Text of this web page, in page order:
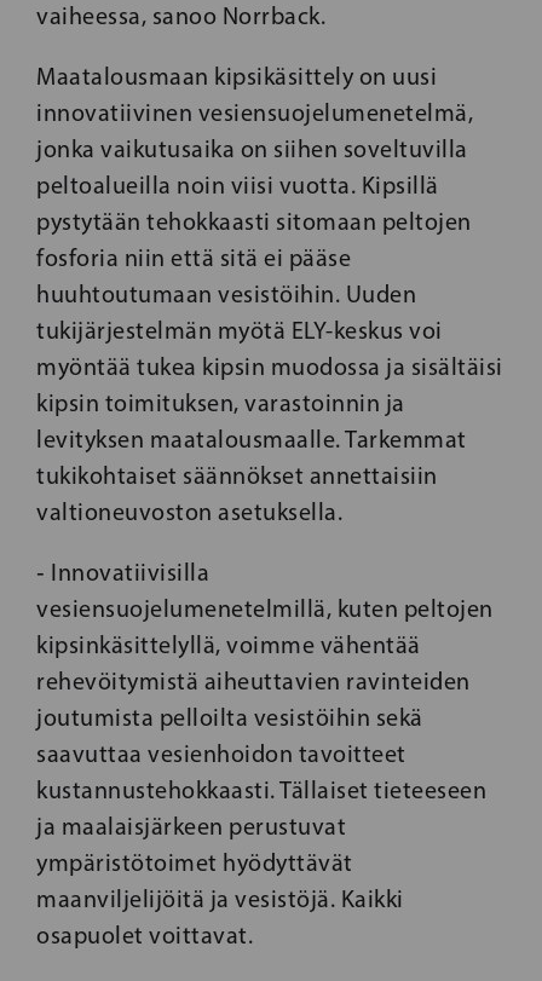
vaiheessa, sanoo Norrback.
Maatalousmaan kipsikäsittely on uusi
innovatiivinen vesiensuojelumenetelmä,
jonka vaikutusaika on siihen soveltuvilla
peltoalueilla noin viisi vuotta. Kipsillä
pystytään tehokkaasti sitomaan peltojen
fosforia niin että sitä ei pääse
huuhtoutumaan vesistöihin. Uuden
tukijärjestelmän myötä ELY-keskus voi
myöntää tukea kipsin muodossa ja sisältäisi
kipsin toimituksen, varastoinnin ja
levityksen maatalousmaalle. Tarkemmat
tukikohtaiset säännökset annettaisiin
valtioneuvoston asetuksella.
‑ Innovatiivisilla
vesiensuojelumenetelmillä, kuten peltojen
kipsinkäsittelyllä, voimme vähentää
rehevöitymistä aiheuttavien ravinteiden
joutumista pelloilta vesistöihin sekä
saavuttaa vesienhoidon tavoitteet
kustannustehokkaasti. Tällaiset tieteeseen
ja maalaisjärkeen perustuvat
ympäristötoimet hyödyttävät
maanviljelijöitä ja vesistöjä. Kaikki
osapuolet voittavat.